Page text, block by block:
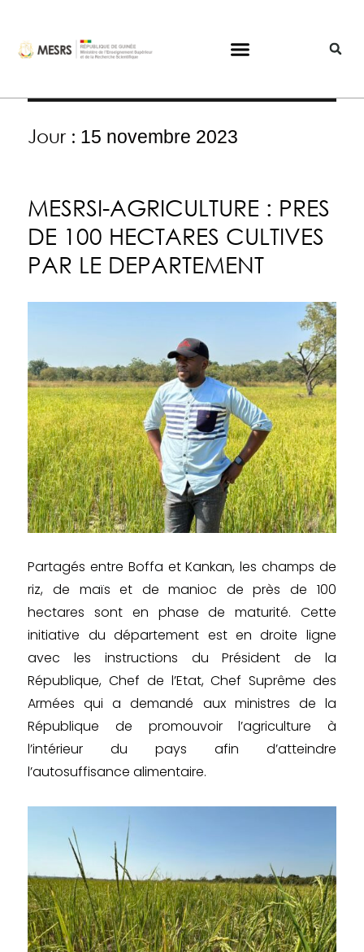
Jour : 15 novembre 2023
MESRSI-AGRICULTURE : PRES
DE 100 HECTARES CULTIVES
PAR LE DEPARTEMENT
Partagés entre Boffa et Kankan, les champs de
riz, de maïs et de manioc de près de 100
hectares sont en phase de maturité. Cette
initiative du département est en droite ligne
avec les instructions du Président de la
République, Chef de l’Etat, Chef Suprême des
Armées qui a demandé aux ministres de la
République de promouvoir l’agriculture à
l’intérieur du pays afin d’atteindre
l’autosuffisance alimentaire.